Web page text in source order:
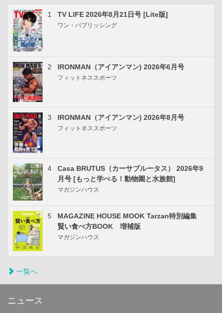
1 TV LIFE 2026年8月21日号 [Lite版]
ワン・パブリッシング
2 IRONMAN（アイアンマン) 2026年6月号
フィットネススポーツ
3 IRONMAN（アイアンマン) 2026年8月号
フィットネススポーツ
4
Casa BRUTUS（カーサブルータス） 2026年9
月号 [もっと学べる！動物園と水族館]
マガジンハウス
5
MAGAZINE HOUSE MOOK Tarzan特別編集
賢い食べ方BOOK 増補版
マガジンハウス
一覧へ
ニュース